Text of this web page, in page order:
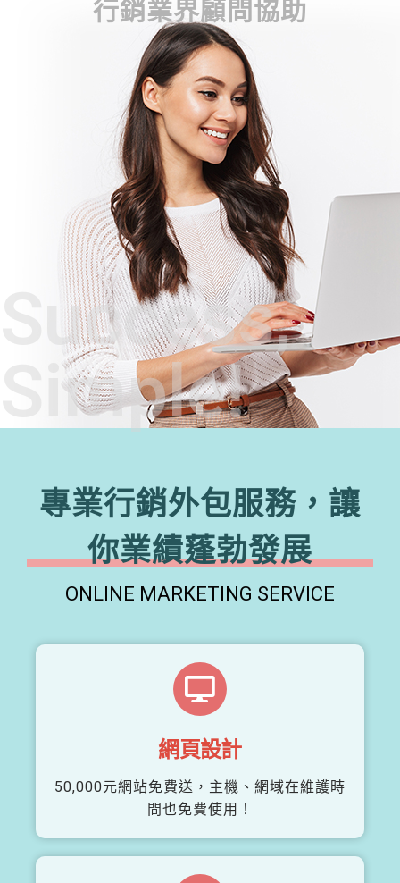
Success,
Simple!
行銷業界顧問協助
專業行銷外包服務，讓
你業績蓬勃發展
ONLINE MARKETING SERVICE
網頁設計
50,000元網站免費送，主機、網域在維護時
間也免費使用！